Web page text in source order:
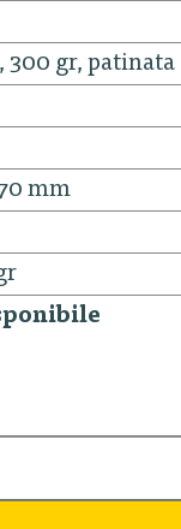
gr, patinata
mm